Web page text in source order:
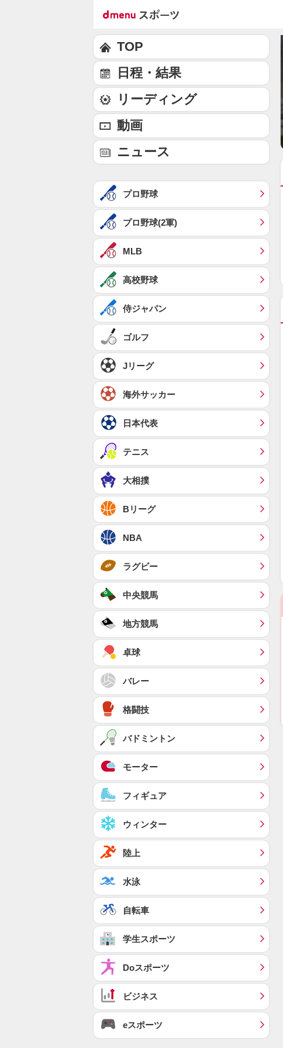
TOP
日程・結果
リーディング
動画
ニュース
プロ野球
プロ野球(2軍)
MLB
高校野球
侍ジャパン
ゴルフ
Jリーグ
海外サッカー
日本代表
テニス
大相撲
Bリーグ
NBA
ラグビー
中央競馬
地方競馬
卓球
バレー
格闘技
バドミントン
モーター
フィギュア
ウィンター
陸上
水泳
自転車
学生スポーツ
Doスポーツ
ビジネス
eスポーツ